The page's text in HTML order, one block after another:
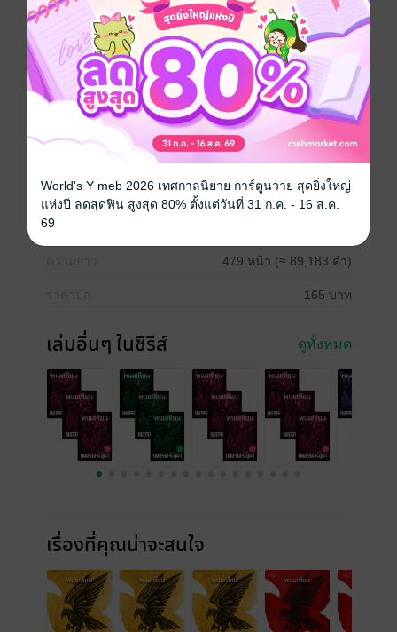
ชัย...จุดเริ่มต้นสู่มรกตนครในที่สุด อย่างไม่มีความเชื่อมั่น
มาก่อนเลย เราก็ได้มายืนอยู่ยังปากทวารของเทือกเขาพระ
ศิวะแล้ว ช่างสวยงามมหัศจรรย์เหมือนภาพฝันอะไรเช่นนี้
แอกชัน
ประเภทไฟล์ pdf, epub (สารบัญ)
วันที่วางขาย
479 หน้า (≈ 89,183 คำ)
165 บาท
เล่มอื่นๆ ในซีรีส์ ดูทั้งหมด
เรื่องที่คุณน่าจะสนใจ
World's Y meb 2026 เทศกาลนิยาย การ์ตูนวาย สุดยิ่งใหญ่
แห่งปี ลดสุดฟิน สูงสุด 80% ตั้งแต่วันที่ 31 ก.ค. - 16 ส.ค.
69